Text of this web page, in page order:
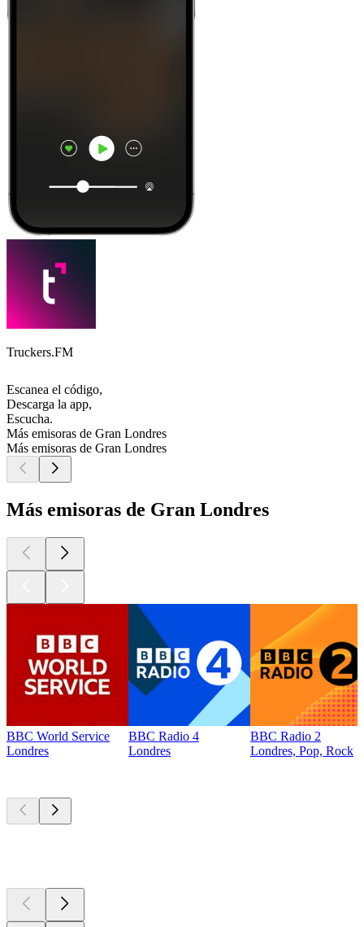
Truckers.FM
Escanea el código,
Descarga la app,
Escucha.
Más emisoras de Gran Londres
Más emisoras de Gran Londres
Más emisoras de Gran Londres
BBC World Service
Londres
BBC Radio 4
Londres
BBC Radio 2
Londres, Pop, Rock